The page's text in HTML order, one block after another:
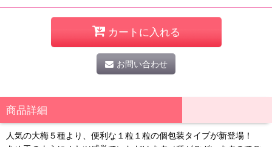
カートに入れる
お問い合わせ
商品詳細
人気の大梅５種より、便利な１粒１粒の個包装タイプが新登場！